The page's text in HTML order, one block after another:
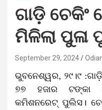
ଗାଡ଼ି ଚେକିଂ
ମିଳିଲା ପୁଳା
September 29, 2024
ଭୁବନେଶ୍ୱର, ୨୯।୯
୭୭ ହଜାର ଟଙ୍କା
କମିଶନରେଟ୍‌ ପୁଲିସ।